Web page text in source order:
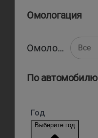
Омологация
Омологация Все
По автомобилю